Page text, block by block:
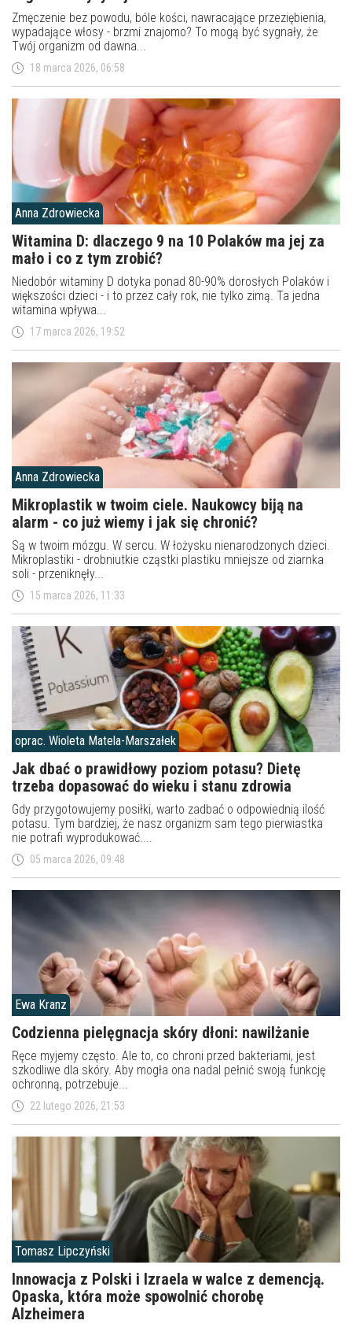
Zmęczenie bez powodu, bóle kości, nawracające przeziębienia,
wypadające włosy - brzmi znajomo? To mogą być sygnały, że
Twój organizm od dawna...
18 marca 2026, 06:58
Anna Zdrowiecka
Witamina D: dlaczego 9 na 10 Polaków ma jej za
mało i co z tym zrobić?
Niedobór witaminy D dotyka ponad 80-90% dorosłych Polaków i
większości dzieci - i to przez cały rok, nie tylko zimą. Ta jedna
witamina wpływa...
17 marca 2026, 19:52
Anna Zdrowiecka
Mikroplastik w twoim ciele. Naukowcy biją na
alarm - co już wiemy i jak się chronić?
Są w twoim mózgu. W sercu. W łożysku nienarodzonych dzieci.
Mikroplastiki - drobniutkie cząstki plastiku mniejsze od ziarnka
soli - przeniknęły...
15 marca 2026, 11:33
oprac. Wioleta Matela-Marszałek
Jak dbać o prawidłowy poziom potasu? Dietę
trzeba dopasować do wieku i stanu zdrowia
Gdy przygotowujemy posiłki, warto zadbać o odpowiednią ilość
potasu. Tym bardziej, że nasz organizm sam tego pierwiastka
nie potrafi wyprodukować....
05 marca 2026, 09:48
Ewa Kranz
Codzienna pielęgnacja skóry dłoni: nawilżanie
Ręce myjemy często. Ale to, co chroni przed bakteriami, jest
szkodliwe dla skóry. Aby mogła ona nadal pełnić swoją funkcję
ochronną, potrzebuje...
22 lutego 2026, 21:53
Tomasz Lipczyński
Innowacja z Polski i Izraela w walce z demencją.
Opaska, która może spowolnić chorobę
Alzheimera